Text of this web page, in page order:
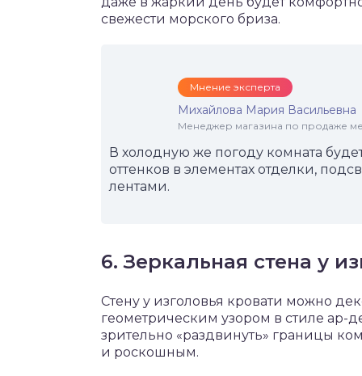
свежести морского бриза.
Мнение эксперта
Михайлова Мария Васильевна
Менеджер магазина по продаже
В холодную же погоду комната
оттенков в элементах отделки,
лентами.
6. Зеркальная стена у
Стену у изголовья кровати можно
геометрическим узором в стиле ар-
зрительно «раздвинуть» границы
и роскошным.